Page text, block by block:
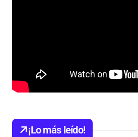
¡Lo más leído!